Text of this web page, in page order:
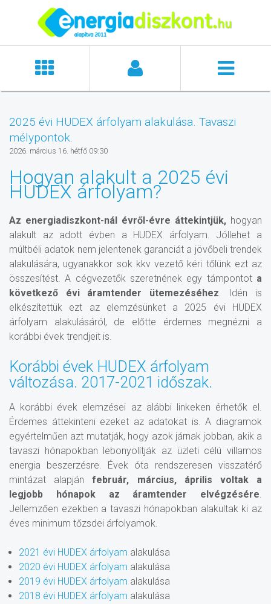
2025 évi HUDEX árfolyam alakulása. Tavaszi
mélypontok.
2026. március 16. hétfő 09:30
Hogyan alakult a 2025 évi
HUDEX árfolyam?
Az energiadiszkont-nál évről-évre áttekintjük, hogyan
alakult az adott évben a HUDEX árfolyam. Jóllehet a
múltbéli adatok nem jelentenek garanciát a jövőbeli trendek
alakulására, ugyanakkor sok kkv vezető kéri tőlünk ezt az
összesítést. A cégvezetők szeretnének egy támpontot a
következő évi áramtender ütemezéséhez. Idén is
elkészítettük ezt az elemzésünket a 2025 évi HUDEX
árfolyam alakulásáról, de előtte érdemes megnézni a
korábbi évek trendjeit is.
Korábbi évek HUDEX árfolyam
változása. 2017-2021 időszak.
A korábbi évek elemzései az alábbi linkeken érhetők el.
Érdemes áttekinteni ezeket az adatokat is. A diagramok
egyértelműen azt mutatják, hogy azok járnak jobban, akik a
tavaszi hónapokban lebonyolítják az üzleti célú villamos
energia beszerzésre. Évek óta rendszeresen visszatérő
mintázat alapjánfebruár, március, április voltak a
legjobb hónapok az áramtender elvégzésére.
Jellemzően ezekben a tavaszi hónapokban alakultak ki az
éves minimum tőzsdei árfolyamok.
2021 évi HUDEX árfolyam alakulása
2020 évi HUDEX árfolyam alakulása
2019 évi HUDEX árfolyam alakulása
2018 évi HUDEX árfolyam alakulása